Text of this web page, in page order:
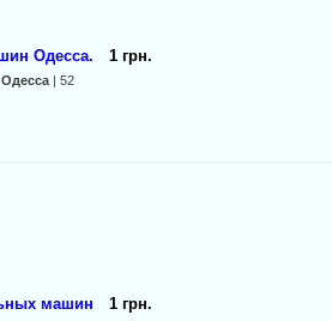
Одесса. 1 грн.
Одесса | 52
машин 1 грн.